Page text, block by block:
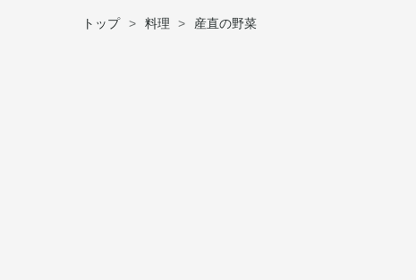
トップ > 料理 > 産直の野菜